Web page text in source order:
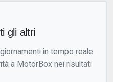
gli altri
in tempo reale
a MotorBox nei risultati